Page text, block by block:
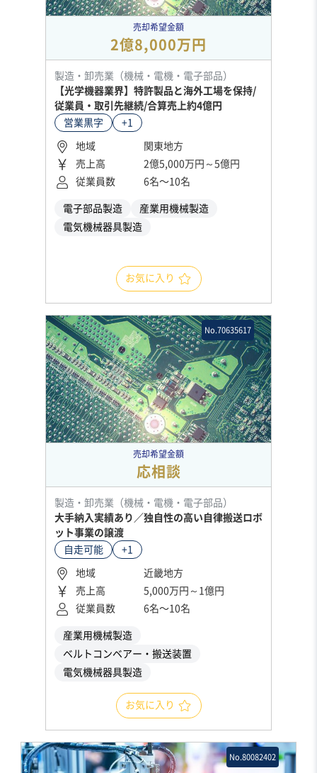
売却希望金額
2億8,000万円
製造・卸売業（機械・電機・電子部品）
【光学機器業界】特許製品と海外工場を保持/
従業員・取引先継続/合算売上約4億円
営業黒字
+1
地域
関東地方
売上高
2億5,000万円～5億円
従業員数
6名〜10名
電子部品製造
産業用機械製造
電気機械器具製造
お気に入り
No.70635617
売却希望金額
応相談
製造・卸売業（機械・電機・電子部品）
大手納入実績あり／独自性の高い自律搬送ロボ
ット事業の譲渡
自走可能
+1
地域
近畿地方
売上高
5,000万円～1億円
従業員数
6名〜10名
産業用機械製造
ベルトコンベアー・搬送装置
電気機械器具製造
お気に入り
No.80082402